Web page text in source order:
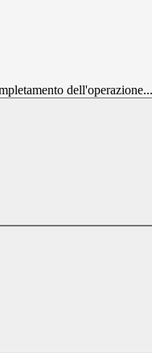
dell'operazione...